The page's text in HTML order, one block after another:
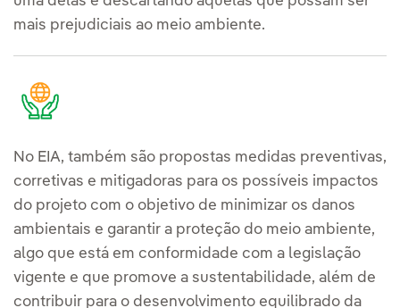
mais prejudiciais ao meio ambiente.
No EIA, também são propostas medidas preventivas,
corretivas e mitigadoras para os possíveis impactos
do projeto com o objetivo de minimizar os danos
ambientais e garantir a proteção do meio ambiente,
algo que está em conformidade com a legislação
vigente e que promove a sustentabilidade, além de
contribuir para o desenvolvimento equilibrado da